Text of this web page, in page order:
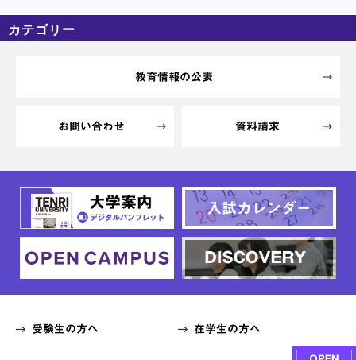
カテゴリー
教育情報の公表
お問い合わせ 資料請求
受験生の方へ 在学生の方へ